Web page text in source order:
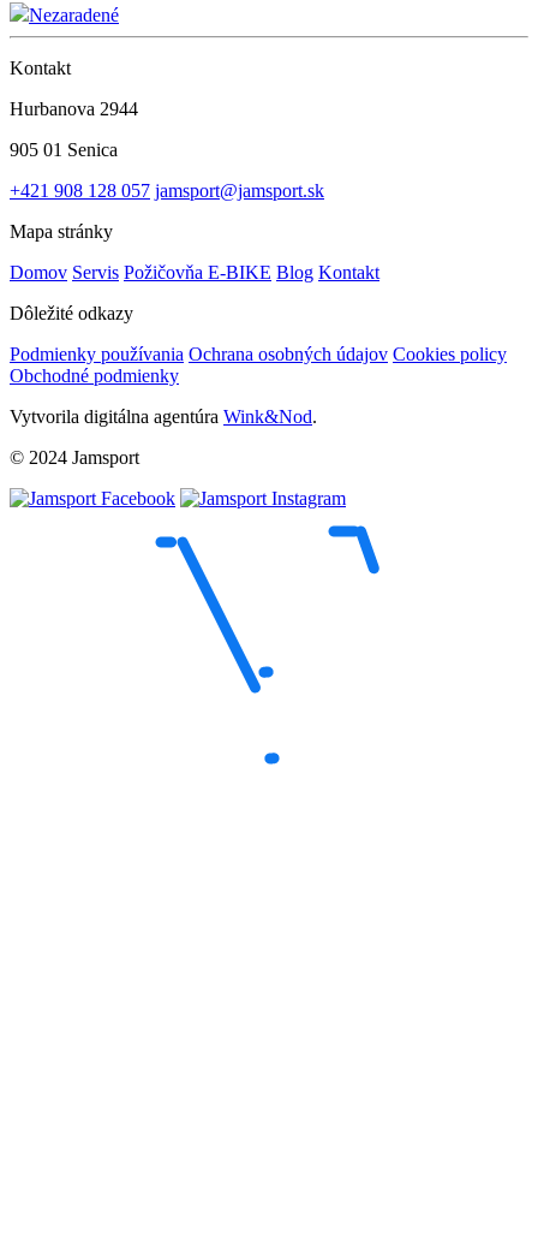
Nezaradené
Kontakt
Hurbanova 2944
905 01 Senica
+421 908 128 057 jamsport@jamsport.sk
Mapa stránky
Domov Servis Požičovňa E-BIKE Blog Kontakt
Dôležité odkazy
Podmienky používania Ochrana osobných údajov Cookies policy
Obchodné podmienky
Vytvorila digitálna agentúra Wink&Nod.
© 2024 Jamsport